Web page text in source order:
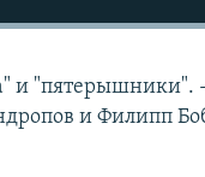
и "пятерышники".
и Филипп